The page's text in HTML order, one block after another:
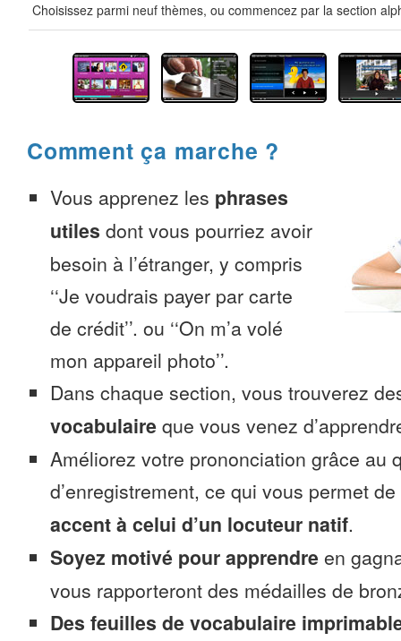
Choisissez parmi neuf thèmes, ou commencez par la section
Comment ça marche ?
Vous apprenez les phrases
utiles dont vous pourriez avoir
besoin à l’étranger, y compris
‘‘Je voudrais payer par carte
de crédit’’. ou ‘‘On m’a volé
mon appareil photo’’.
Dans chaque section, vous trouverez
vocabulaire que vous venez
Améliorez votre prononciation grâce au
d’enregistrement, ce qui vous permet de
accent à celui d’un locuteur natif.
Soyez motivé pour apprendre en
vous rapporteront des médailles de
Des feuilles de vocabulaire